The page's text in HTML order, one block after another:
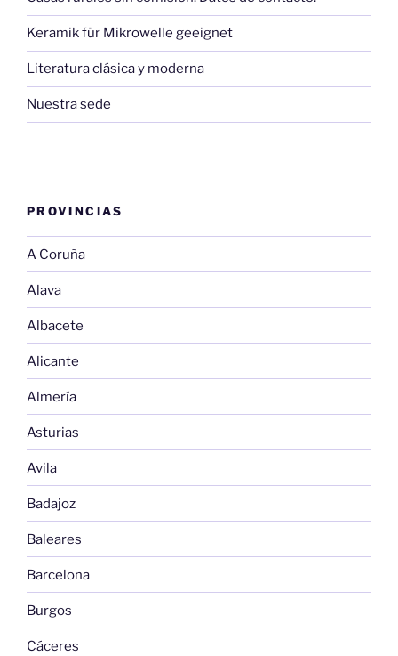
Keramik für Mikrowelle geeignet
Literatura clásica y moderna
Nuestra sede
PROVINCIAS
A Coruña
Alava
Albacete
Alicante
Almería
Asturias
Avila
Badajoz
Baleares
Barcelona
Burgos
Cáceres